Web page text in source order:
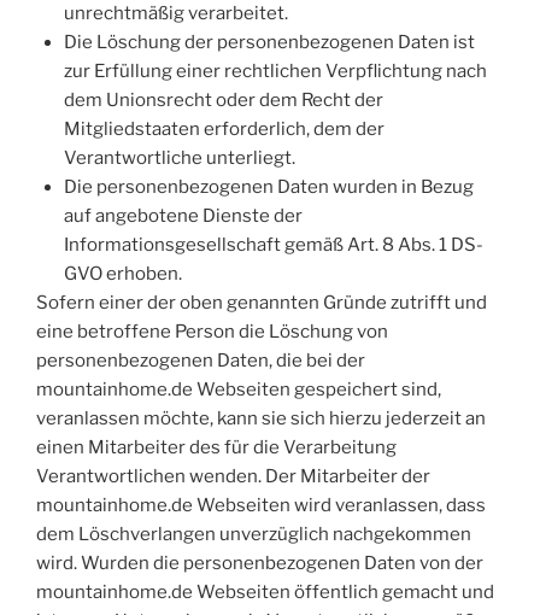
unrechtmäßig verarbeitet.
Die Löschung der personenbezogenen Daten ist
zur Erfüllung einer rechtlichen Verpflichtung nach
dem Unionsrecht oder dem Recht der
Mitgliedstaaten erforderlich, dem der
Verantwortliche unterliegt.
Die personenbezogenen Daten wurden in Bezug
auf angebotene Dienste der
Informationsgesellschaft gemäß Art. 8 Abs. 1 DS-
GVO erhoben.
Sofern einer der oben genannten Gründe zutrifft und
eine betroffene Person die Löschung von
personenbezogenen Daten, die bei der
mountainhome.de Webseiten gespeichert sind,
veranlassen möchte, kann sie sich hierzu jederzeit an
einen Mitarbeiter des für die Verarbeitung
Verantwortlichen wenden. Der Mitarbeiter der
mountainhome.de Webseiten wird veranlassen, dass
dem Löschverlangen unverzüglich nachgekommen
wird. Wurden die personenbezogenen Daten von der
mountainhome.de Webseiten öffentlich gemacht und